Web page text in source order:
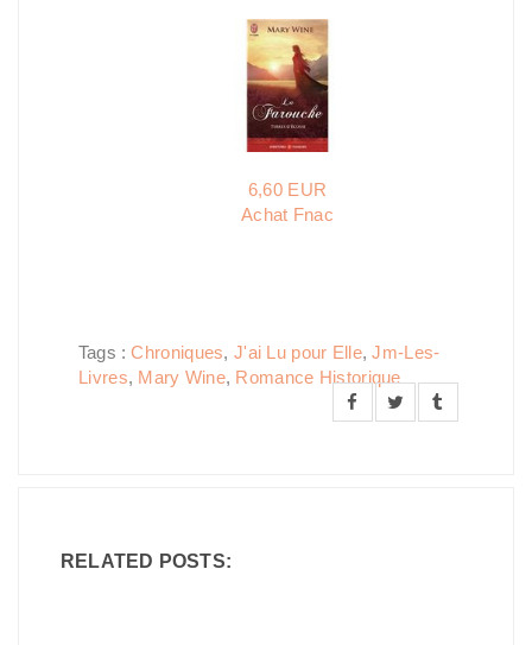
6,60 EUR
Achat Fnac
Tags :Chroniques, J'ai Lu pour Elle,Jm-Les-
Livres, Mary Wine, Romance Historique
RELATED POSTS: